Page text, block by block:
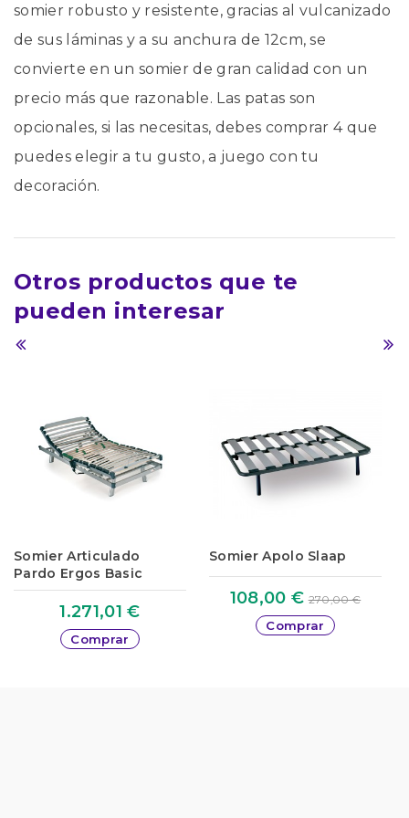
somier robusto y resistente, gracias al vulcanizado
de sus láminas y a su anchura de 12cm, se
convierte en un somier de gran calidad con un
precio más que razonable. Las patas son
opcionales, si las necesitas, debes comprar 4 que
puedes elegir a tu gusto, a juego con tu
decoración.
Otros productos que te
pueden interesar
Somier Articulado
Pardo Ergos Basic
1.271,01 €
Comprar
Somier Apolo Slaap
108,00 € 270,00 €
Comprar